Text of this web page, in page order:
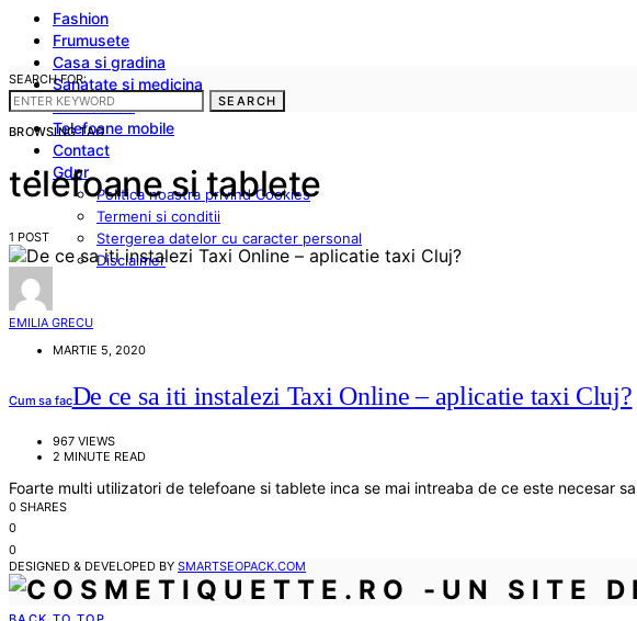
Fashion
Frumusete
Casa si gradina
Sanatate si medicina
Cum sa fac
Telefoane mobile
Contact
Gdpr
Politica noastra privind Cookies
Termeni si conditii
Stergerea datelor cu caracter personal
Disclaimer
SEARCH FOR:
SEARCH
BROWSING TAG
telefoane si tablete
1 POST
EMILIA GRECU
MARTIE 5, 2020
Cum sa facDe ce sa iti instalezi Taxi Online – aplicatie taxi Cluj?
967 VIEWS
2 MINUTE READ
Foarte multi utilizatori de telefoane si tablete inca se mai intreaba de ce este necesar
0 SHARES
0
0
DESIGNED & DEVELOPED BY SMARTSEOPACK.COM